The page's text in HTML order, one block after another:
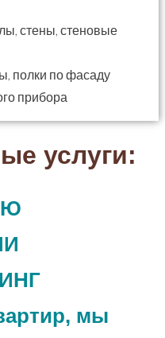
стены, стеновые
полки по фасаду
прибора
услуги:
мы